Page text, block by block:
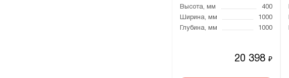
Высота, мм
400
Ширина, мм
1000
Глубина, мм
1000
20 398 ₽